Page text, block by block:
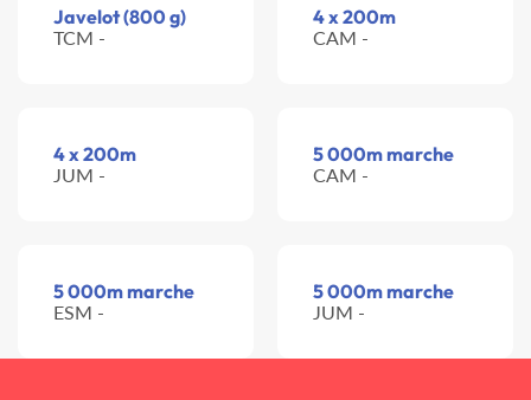
Javelot (800 g)
TCM -
4 x 200m
CAM -
4 x 200m
JUM -
5 000m marche
CAM -
5 000m marche
ESM -
5 000m marche
JUM -